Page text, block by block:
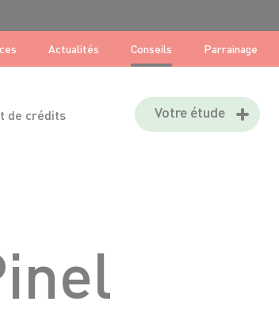
Actualités Conseils Parrainage
de crédits Votre étude